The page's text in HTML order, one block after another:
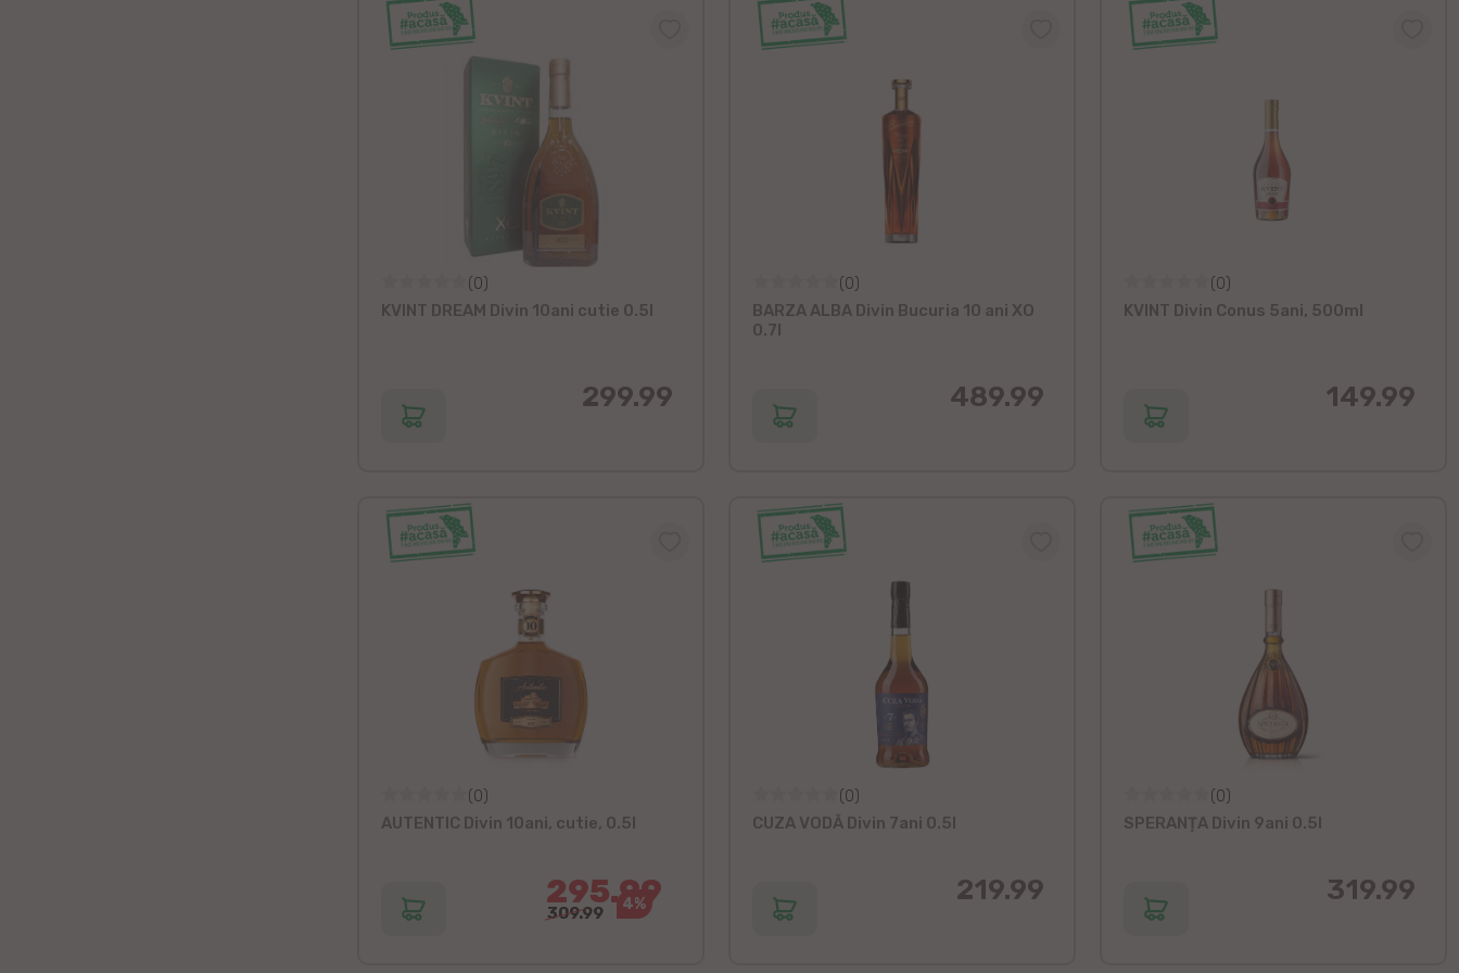
(0)
KVINT DREAM Divin 10ani cutie 0.5l
299.99
(0)
BARZA ALBA Divin Bucuria 10 ani XO
0.7l
489.99
(0)
KVINT Divin Conus 5ani, 500ml
149.99
(0)
AUTENTIC Divin 10ani, cutie, 0.5l
295.99
309.99 4%
(0)
CUZA VODĂ Divin 7ani 0.5l
219.99
(0)
SPERANȚA Divin 9ani 0.5l
319.99